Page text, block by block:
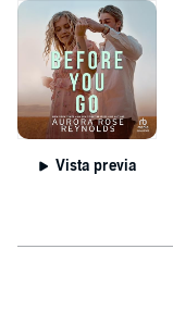
Vista previa